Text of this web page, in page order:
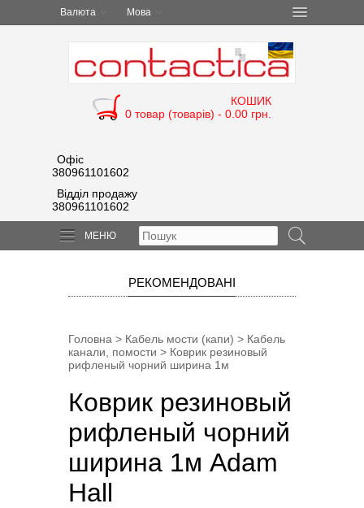
Валюта Мова
КОШИК
0 товар (товарів) - 0.00 грн.
Офіс
380961101602
Відділ продажу
380961101602
МЕНЮ
РЕКОМЕНДОВАНІ
Головна > Кабель мости (капи) > Кабель
канали, помости > Коврик резиновый
рифленый чорний ширина 1м
Коврик резиновый
рифленый чорний
ширина 1м Adam
Hall